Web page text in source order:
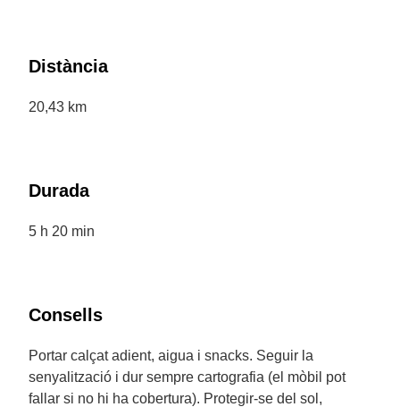
Distància
20,43 km
Durada
5 h 20 min
Consells
Portar calçat adient, aigua i snacks. Seguir la
senyalització i dur sempre cartografia (el mòbil pot
fallar si no hi ha cobertura). Protegir-se del sol,